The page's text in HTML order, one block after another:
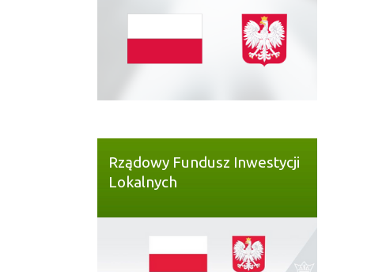
Rządowy Fundusz Inwestycji
Lokalnych